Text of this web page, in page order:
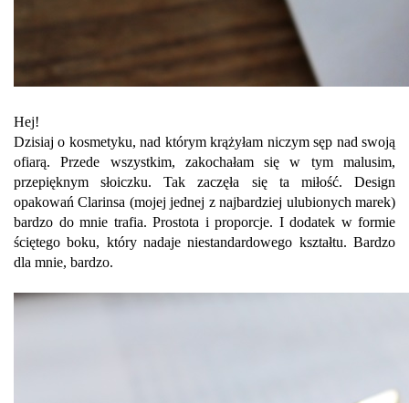
Hej!
Dzisiaj o kosmetyku, nad którym krążyłam niczym sęp nad swoją
ofiarą. Przede wszystkim, zakochałam się w tym malusim,
przepięknym słoiczku. Tak zaczęła się ta miłość. Design
opakowań Clarinsa (mojej jednej z najbardziej ulubionych marek)
bardzo do mnie trafia. Prostota i proporcje. I dodatek w formie
ściętego boku, który nadaje niestandardowego kształtu. Bardzo
dla mnie, bardzo.